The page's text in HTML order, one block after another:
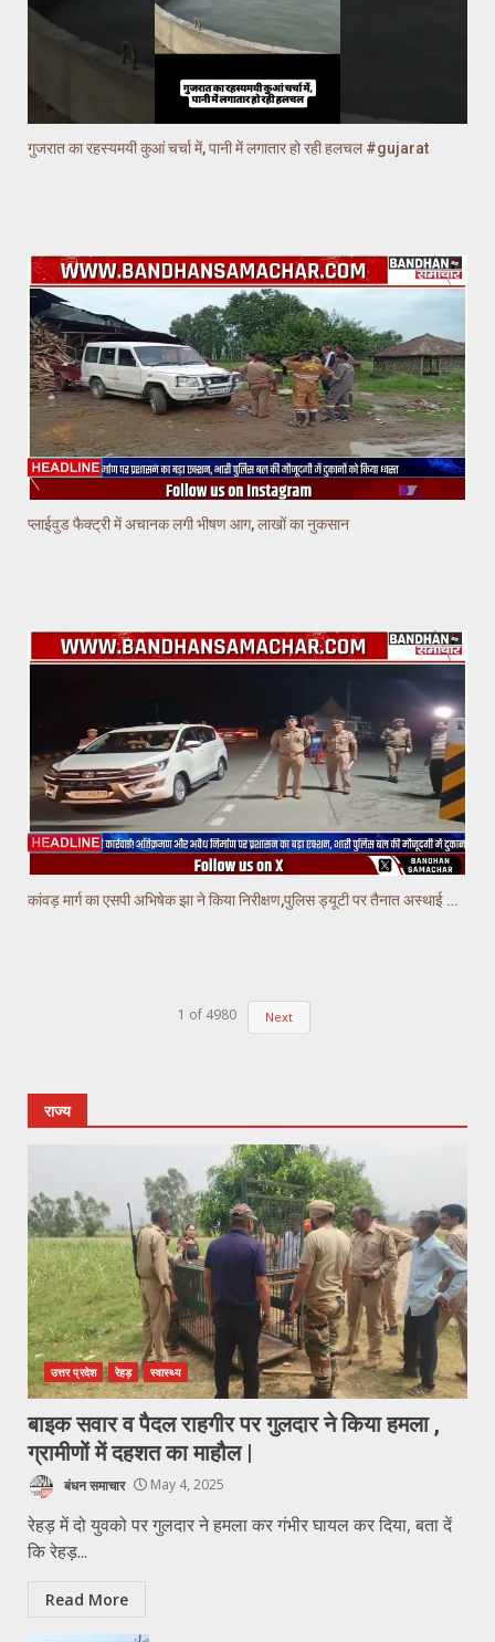
गुजरात का रहस्यमयी कुआं चर्चा में, पानी में लगातार हो रही हलचल #gujarat
प्लाईवुड फैक्ट्री में अचानक लगी भीषण आग, लाखों का नुकसान
कांवड़ मार्ग का एसपी अभिषेक झा ने किया निरीक्षण,पुलिस ड्यूटी पर तैनात अस्थाई चौकियो का किया निरीक्षण
1 of 4980 Next
राज्य
उत्तर प्रदेश रेहड़ स्वास्थ्य
बाइक सवार व पैदल राहगीर पर गुलदार ने किया हमला ,
ग्रामीणों में दहशत का माहौल |
बंधन समाचार May 4, 2025
रेहड़ में दो युवको पर गुलदार ने हमला कर गंभीर घायल कर दिया, बता दें
कि रेहड़...
Read More